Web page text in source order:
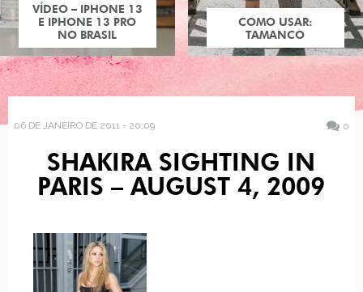
VÍDEO – IPHONE 13
E IPHONE 13 PRO
NO BRASIL
COMO USAR:
TAMANCO
06 DE JANEIRO DE 2011 - 20:09 0
SHAKIRA SIGHTING IN
PARIS – AUGUST 4, 2009